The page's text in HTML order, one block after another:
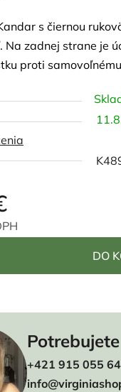
s čiernou
Na zadnej strane je
proti
DO
+421 915 055